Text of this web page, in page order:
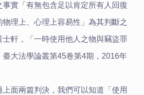
事實「有無包含足以肯定所有人回復
物理上、心理上容易性」為其判斷之
士軒，「一時使用他人之物與竊盜罪
臺大法學論叢第45卷第4期，2016年
上面兩篇判決，我們可以知道「使用